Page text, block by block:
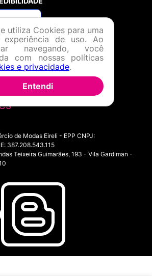
de Modas Eireli - EPP CNPJ:
387.208.543.115
Teixeira Guimarães, 193 - Vila Gardiman -
utiliza Cookies para uma
experiência de uso. Ao
navegando, você
com nossas políticas
e privacidade.
Entendi